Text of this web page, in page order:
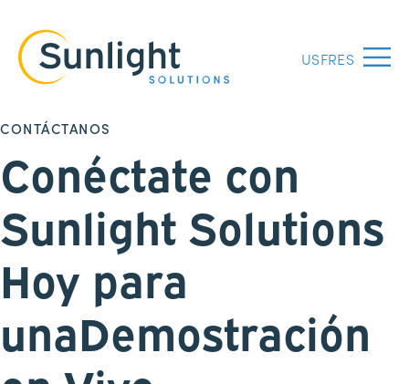
USFRES
CONTÁCTANOS
Conéctate con
Sunlight Solutions
Hoy para
unaDemostración